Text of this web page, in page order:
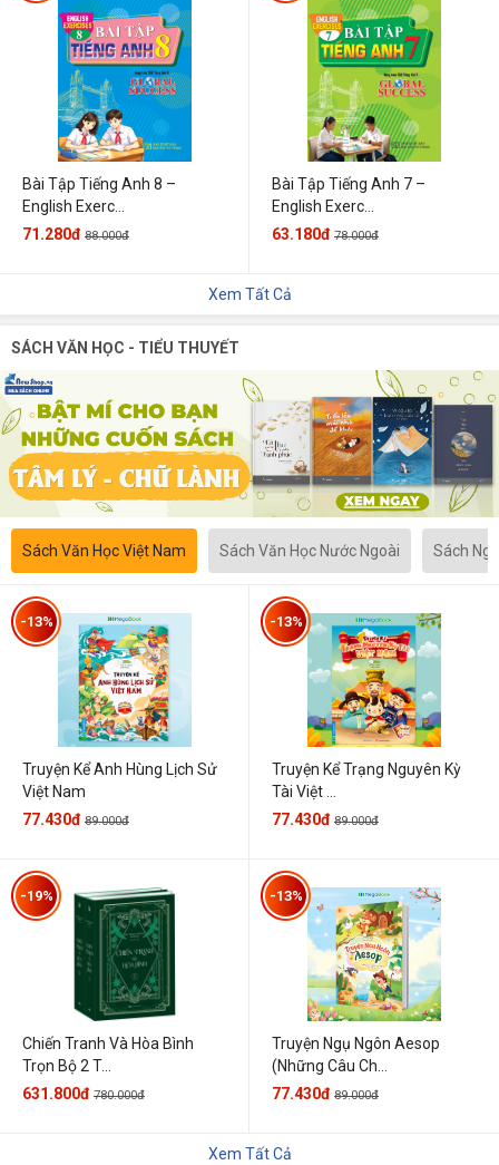
Bài Tập Tiếng Anh 8 –
English Exerc...
71.280đ 88.000đ
Bài Tập Tiếng Anh 7 –
English Exerc...
63.180đ 78.000đ
Xem Tất Cả
SÁCH VĂN HỌC - TIỂU THUYẾT
Sách Văn Học Việt Nam Sách Văn Học Nước Ngoài Sách
Truyện Kể Anh Hùng Lịch Sử
Việt Nam
-13%
77.430đ 89.000đ
Truyện Kể Trạng Nguyên Kỳ
Tài Việt ...
-13%
77.430đ 89.000đ
Chiến Tranh Và Hòa Bình
Trọn Bộ 2 T...
-19%
631.800đ 780.000đ
Truyện Ngụ Ngôn Aesop
(Những Câu Ch...
-13%
77.430đ 89.000đ
Xem Tất Cả